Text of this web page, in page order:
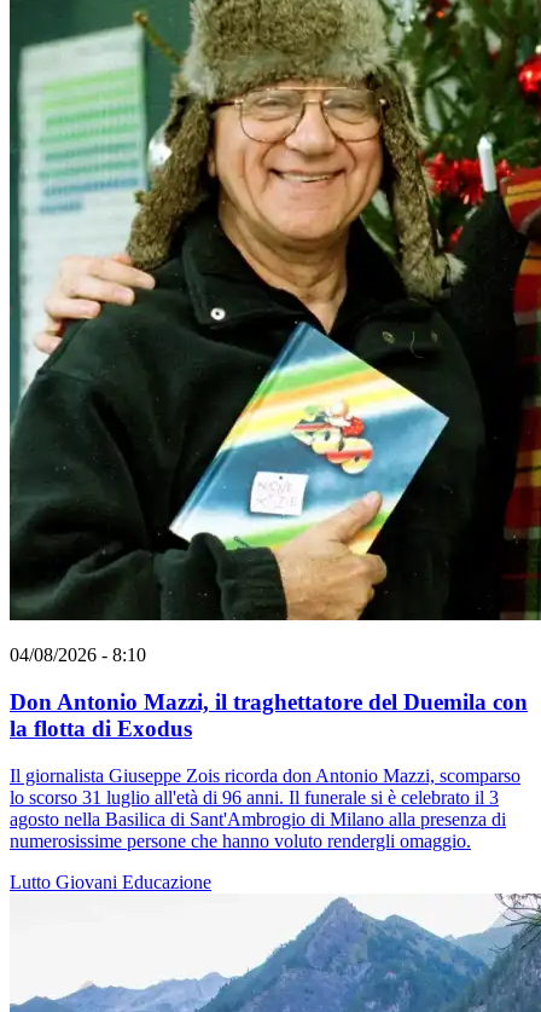
04/08/2026 - 8:10
Don Antonio Mazzi, il traghettatore del Duemila con
la flotta di Exodus
Il giornalista Giuseppe Zois ricorda don Antonio Mazzi, scomparso
lo scorso 31 luglio all'età di 96 anni. Il funerale si è celebrato il 3
agosto nella Basilica di Sant'Ambrogio di Milano alla presenza di
numerosissime persone che hanno voluto rendergli omaggio.
Lutto Giovani Educazione